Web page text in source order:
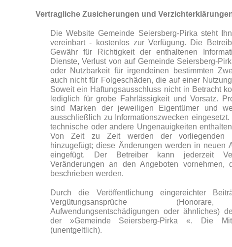
Vertragliche Zusicherungen und
Die Website Gemeinde Seiersberg-Pirka steht
vereinbart - kostenlos zur Verfügung. Die
Gewähr für Richtigkeit der enthaltenen
Dienste, Verlust von auf Gemeinde Seiersberg-
oder Nutzbarkeit für irgendeinen bestimmten
auch nicht für Folgeschäden, die auf einer
Soweit ein Haftungsausschluss nicht in Betracht
lediglich für grobe Fahrlässigkeit und Vorsatz.
sind Marken der jeweiligen Eigentümer und
ausschließlich zu Informationszwecken
technische oder andere Ungenauigkeiten
Von Zeit zu Zeit werden der vorliegenden
hinzugefügt; diese Änderungen werden in neuen
eingefügt. Der Betreiber kann jederzeit
Veränderungen an den Angeboten vornehmen,
beschrieben werden.
Durch die Veröffentlichung eingereichter
Vergütungsansprüche (Honorare,
Aufwendungsentschädigungen oder ähnliches)
der »Gemeinde Seiersberg-Pirka «. Die
(unentgeltlich).